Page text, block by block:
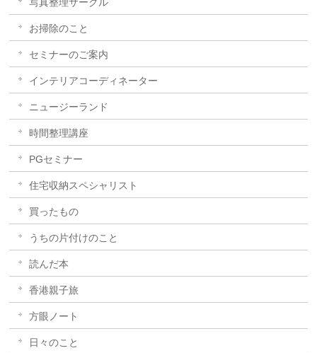
お掃除のこと
セミナーのご案内
インテリアコーディネーター
ニュージーランド
時間整理講座
PGセミナー
住宅収納スペシャリスト
買ったもの
うちの片付けのこと
読んだ本
香港親子旅
方眼ノート
日々のこと